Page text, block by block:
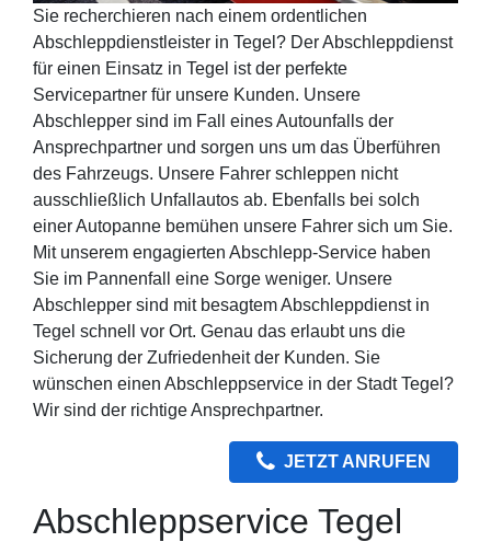
Sie recherchieren nach einem ordentlichen
Abschleppdienstleister in Tegel? Der Abschleppdienst
für einen Einsatz in Tegel ist der perfekte
Servicepartner für unsere Kunden. Unsere
Abschlepper sind im Fall eines Autounfalls der
Ansprechpartner und sorgen uns um das Überführen
des Fahrzeugs. Unsere Fahrer schleppen nicht
ausschließlich Unfallautos ab. Ebenfalls bei solch
einer Autopanne bemühen unsere Fahrer sich um Sie.
Mit unserem engagierten Abschlepp-Service haben
Sie im Pannenfall eine Sorge weniger. Unsere
Abschlepper sind mit besagtem Abschleppdienst in
Tegel schnell vor Ort. Genau das erlaubt uns die
Sicherung der Zufriedenheit der Kunden. Sie
wünschen einen Abschleppservice in der Stadt Tegel?
Wir sind der richtige Ansprechpartner.
JETZT ANRUFEN
Abschleppservice Tegel